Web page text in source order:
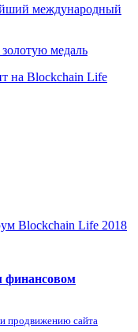
международный
медаль
на Blockchain Life
Blockchain Life 2018
финансовом
продвижению сайта